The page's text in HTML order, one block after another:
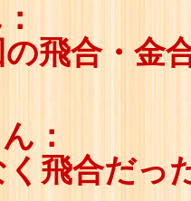
飛合・金
：
飛合だっ